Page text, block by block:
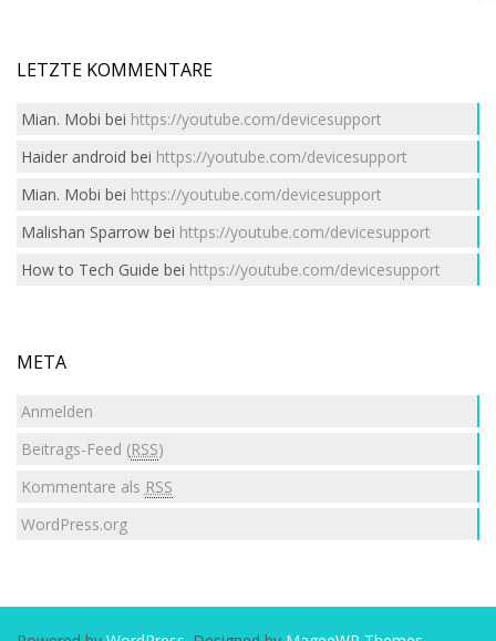
LETZTE KOMMENTARE
Mian. Mobi bei https://youtube.com/devicesupport
Haider android bei https://youtube.com/devicesupport
Mian. Mobi bei https://youtube.com/devicesupport
Malishan Sparrowbei https://youtube.com/devicesupport
How to Tech Guide bei https://youtube.com/devicesupport
META
Anmelden
Beitrags-Feed (RSS)
Kommentare als RSS
WordPress.org